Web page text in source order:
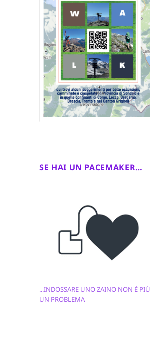
SE HAI UN PACEMAKER…
...INDOSSARE UNO ZAINO NON É PIÚ
UN PROBLEMA